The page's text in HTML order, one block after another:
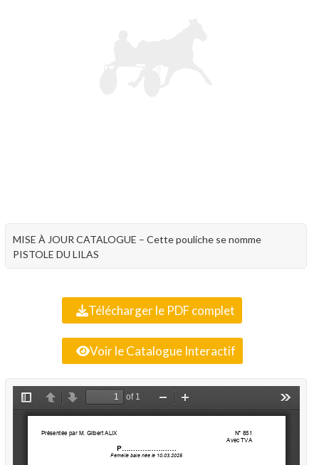
MISE À JOUR CATALOGUE – Cette pouliche se nomme
PISTOLE DU LILAS
Télécharger le PDF complet
Voir le Catalogue Interactif